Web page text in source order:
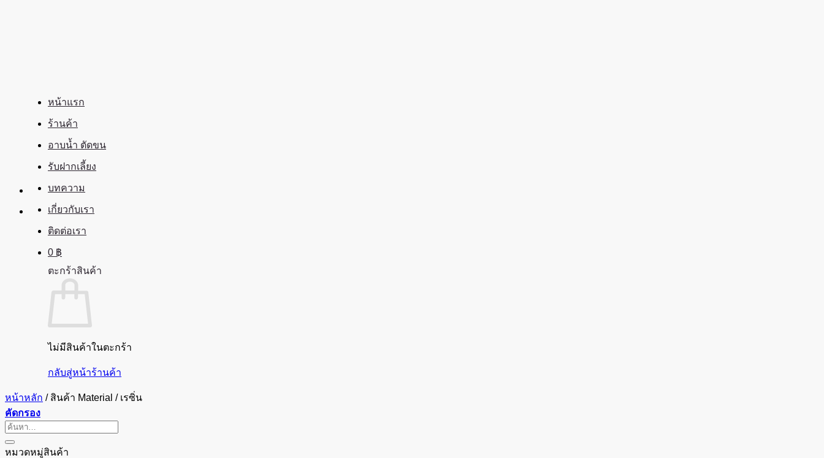
หน้าแรก
ร้านค้า
อาบน้ำ ตัดขน
รับฝากเลี้ยง
บทความ
เกี่ยวกับเรา
ติดต่อเรา
0 ฿
ตะกร้าสินค้า
ไม่มีสินค้าในตะกร้า
กลับสู่หน้าร้านค้า
หน้าหลัก /สินค้า Material /เรซิ่น
คัดกรอง
ค้นหา:
หมวดหมู่สินค้า